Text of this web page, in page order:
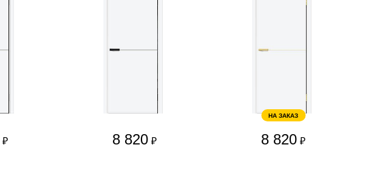
₽ 8 820 ₽
НА ЗАКАЗ
8 820 ₽